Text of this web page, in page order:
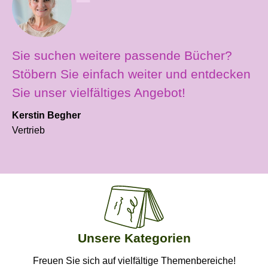
Sie suchen weitere passende Bücher?
Stöbern Sie einfach weiter und entdecken
Sie unser vielfältiges Angebot!
Kerstin Begher
Vertrieb
Unsere Kategorien
Freuen Sie sich auf vielfältige Themenbereiche!